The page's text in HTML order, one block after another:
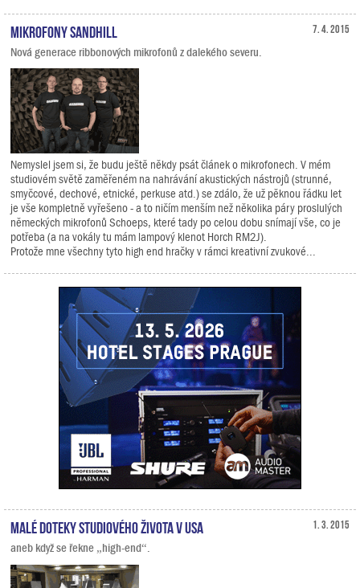
7. 4. 2015
Mikrofony Sandhill
Nová generace ribbonových mikrofonů z dalekého severu.
Nemyslel jsem si, že budu ještě někdy psát článek o mikrofonech. V mém
studiovém světě zaměřeném na nahrávání akustických nástrojů (strunné,
smyčcové, dechové, etnické, perkuse atd.) se zdálo, že už pěknou řádku let
je vše kompletně vyřešeno - a to ničím menším než několika páry proslulých
německých mikrofonů Schoeps, které tady po celou dobu snímají vše, co je
potřeba (a na vokály tu mám lampový klenot Horch RM2J).
Protože mne všechny tyto high end hračky v rámci kreativní zvukové...
1. 3. 2015
Malé doteky studiového života v USA
aneb když se řekne „high-end“.